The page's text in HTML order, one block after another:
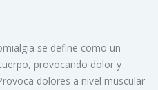
se define como un
provocando dolor y
dolores a nivel muscular